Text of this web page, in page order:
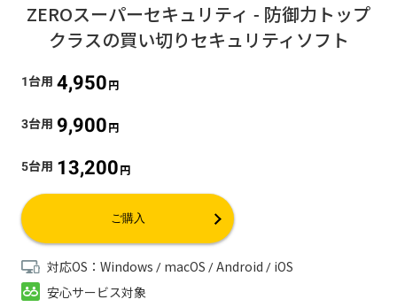
ZEROスーパーセキュリティ - 防御力トップ
クラスの買い切りセキュリティソフト
1台用 4,950
3台用 9,900
5台用 13,200
ご購入
対応OS：Windows / macOS / Android / iOS
安心サービス対象